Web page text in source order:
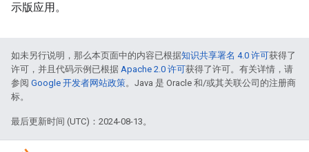
示版应用。
如未另行说明，那么本页面中的内容已根据知识共享署名 4.0 许可获得了
许可，并且代码示例已根据 Apache 2.0 许可获得了许可。有关详情，请
参阅 Google 开发者网站政策。Java 是 Oracle 和/或其关联公司的注册商
标。
最后更新时间 (UTC)：2024-08-13。